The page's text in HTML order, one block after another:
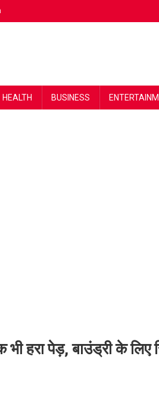
HEALTH BUSINESS
हरा पेड़, बाउंड्री के लिए